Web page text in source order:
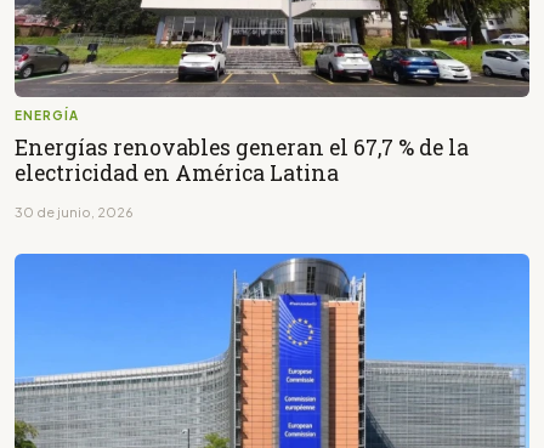
ENERGÍA
Energías renovables generan el 67,7 % de la
electricidad en América Latina
30 de junio, 2026